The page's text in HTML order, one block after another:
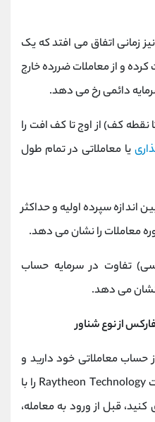
زمانی اتفاق می افتد که یک
و از معاملات ضررده خارج
دائمی رخ می دهد.
کف) از اوج تا کف افت را
یا معاملاتی در تمام طول
سپرده اولیه و حداکثر
معاملات را نشان می‌ دهد.
تفاوت در سرمایه حساب
نشان می ‌دهد.
از نوع شناور
دلار در تراز حساب معاملاتی خود دارید و
تصمیم می‌ گیرید 10 سهم شرکت Raytheon Technology را با
خریداری کنید، قبل از ورود به معامله،